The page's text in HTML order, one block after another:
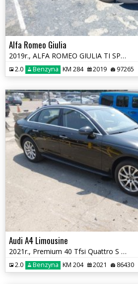
Alfa Romeo Giulia
2019r., ALFA ROMEO GIULIA TI SPORT AWD, 2L, od ubezpieczalni
2.0 Benzyna KM 284 2019 97265
Audi A4 Limousine
2021r., Premium 40 Tfsi Quattro S Tronic, 2L, od ubezpieczalni
2.0 Benzyna KM 204 2021 86430